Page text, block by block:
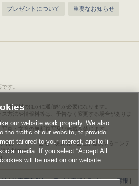
プレゼントについて 重要なお知らせ
す。
情報料のほかに通信料が必要になります。
方法や情報料等は、予告なく変更する場合がありま
。
真・文章の無断複写及び転載を禁じます。
は、レコード会社・映像製作会社が提供するコンテ
商標です。
針|特定商取引法に基づく表記|ライセンス情報
our website work properly. We also
the traffic of our website, to provide
tailored to your interest, and to li
media. If you select “Accept All
will be used on our website.